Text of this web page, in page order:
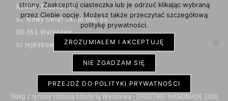
REGON 386682569
ul. Nowy Świat 54/56 lok. 33
00-363 Warszawa
nr rejestrowy BDO 000492734
Sklep z ręcznie robioną biżuterią Warszawa - SHOUTME! HANDMADE 2026
strony. Zaakceptuj ciasteczka lub je odrzuć klikając wybraną
przez Ciebie opcję. Możesz także przeczytać szczegółową
politykę prywatności.
ZROZUMIAŁEM I AKCEPTUJĘ
NIE ZGADZAM SIĘ
PRZEJDŹ DO POLITYKI PRYWATNOŚCI